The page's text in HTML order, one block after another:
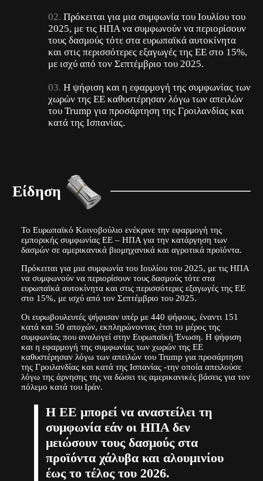
Πρόκειται για μια συμφωνία του Ιουλίου του
2025, με τις ΗΠΑ να συμφωνούν να περιορίσουν
τους δασμούς τότε στα ευρωπαϊκά αυτοκίνητα
και στις περισσότερες εξαγωγές της ΕΕ στο 15%,
με ισχύ από τον Σεπτέμβριο του 2025.
Η ψήφιση και η εφαρμογή της συμφωνίας των
χωρών της ΕΕ καθυστέρησαν λόγω των απειλών
του Trump για προσάρτηση της Γροιλανδίας και
κατά της Ισπανίας.
Είδηση
Το Ευρωπαϊκό Κοινοβούλιο ενέκρινε την εφαρμογή της
εμπορικής συμφωνίας ΕΕ – ΗΠΑ για την κατάργηση των
δασμών σε αμερικανικά βιομηχανικά και αγροτικά προϊόντα.
Πρόκειται για μια συμφωνία του Ιουλίου του 2025, με τις ΗΠΑ
να συμφωνούν να περιορίσουν τους δασμούς τότε στα
ευρωπαϊκά αυτοκίνητα και στις περισσότερες εξαγωγές της ΕΕ
στο 15%, με ισχύ από τον Σεπτέμβριο του 2025.
Οι ευρωβουλευτές ψήφισαν υπέρ με 440 ψήφους, έναντι 151
κατά και 50 αποχών, εκπληρώνοντας έτσι το μέρος της
συμφωνίας που αναλογεί στην Ευρωπαϊκή Ένωση. Η ψήφιση
και η εφαρμογή της συμφωνίας των χωρών της ΕΕ
καθυστέρησαν λόγω των απειλών του Trump για προσάρτηση
της Γροιλανδίας και κατά της Ισπανίας -την οποία απειλούσε
λόγω της άρνησης της να δώσει τις αμερικανικές βάσεις για τον
πόλεμο κατά του Ιράν.
Η ΕΕ μπορεί να αναστείλει τη
συμφωνία εάν οι ΗΠΑ δεν
μειώσουν τους δασμούς στα
προϊόντα χάλυβα και αλουμινίου
έως το τέλος του 2026.